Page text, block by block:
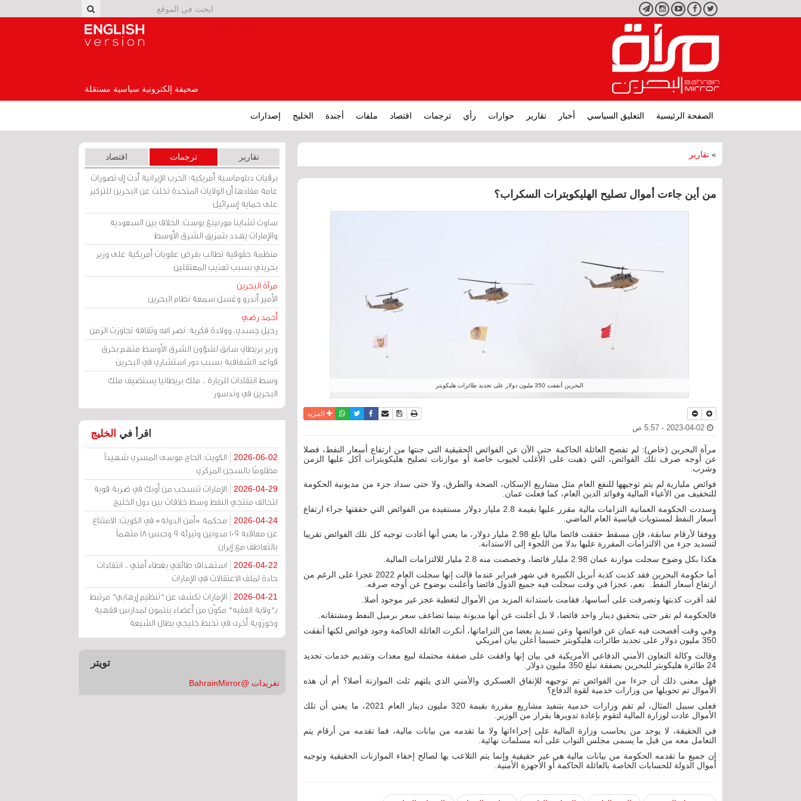
تويتر فيسبوكيوتيوبانستجرامتليجرام
صحيفة إلكترونية سياسية مستقلة
الصفحة الرئيسية التعليق السياسي أخبار تقارير حوارات رأي ترجمات اقتصاد ملفات أجندة الخليج إصدارات
» تقارير
من أين جاءت أموال تصليح الهليكوبترات السكراب؟
البحرين أنفقت 350 مليون دولار على تجديد طائرات هليكوبتر
نسخة للطباعة
حفظ الموضوع
أرسل الى صديق
فيسبوكتويترواتسابالمزيد
مرآة البحرين (خاص): لم تفصح العائلة الحاكمة حتى الآن عن الفوائض الحقيقية التي جنتها من ارتفاع أسعار النفط، فضلا
عن أوجه صرف تلك الفوائض، التي ذهبت على الأغلب لجيوب خاصة أو موازنات تصليح هليكوبترات أكل عليها الزمن
وشرب.
فوائض مليارية لم يتم توجيهها للنفع العام مثل مشاريع الإسكان، الصحة والطرق، ولا حتى سداد جزء من مديونية الحكومة
للتخفيف من الأعباء المالية وفوائد الدين العام، كما فعلت عمان.
وسددت الحكومة العمانية التزامات مالية مقرر عليها بقيمة 2.8 مليار دولار مستفيدة من الفوائض التي حققتها جراء ارتفاع
أسعار النفط لمستويات قياسية العام الماضي.
ووفقا لأرقام سابقة، فإن مسقط حققت فائضا ماليا بلغ 2.98 مليار دولار، ما يعني أنها أعادت توجيه كل تلك الفوائض تقريبا
لتسديد جزء من الالتزامات المقررة عليها بدلا من اللجوء إلى الاستدانة.
هكذا بكل وضوح سجلت موازنة عمان 2.98 مليار فائضا، وخصصت منه 2.8 مليار للالتزامات المالية.
أما حكومة البحرين فقد كذبت كذبة أبريل الكبيرة في شهر فبراير عندما قالت إنها سجلت العام 2022 عجزا على الرغم من
ارتفاع أسعار النفط. نعم، عجزا في وقت سجلت فيه جميع الدول فائضا وأعلنت بوضوح عن أوجه صرفه.
لقد أقرت كذبتها وتصرفت على أساسها، فقامت باستدانة المزيد من الأموال لتغطية عجز غير موجود أصلا.
فالحكومة لم تقر حتى بتحقيق دينار واحد فائضا، لا بل أعلنت عن أنها مديونة بينما تضاعف سعر برميل النفط ومشتقاته.
وفي وقت أفصحت فيه عمان عن فوائضها وعن تسديد بعضا من التزاماتها، أنكرت العائلة الحاكمة وجود فوائض لكنها أنفقت
350 مليون دولار على تجديد طائرات هليكوبتر حسبما أعلن بيان أمريكي
وقالت وكالة التعاون الأمني الدفاعي الأمريكية في بيان إنها وافقت على صفقة محتملة لبيع معدات وتقديم خدمات تجديد
24 طائرة هليكوبتر للبحرين بصفقة تبلغ 350 مليون دولار.
فهل معنى ذلك أن جزءا من الفوائض تم توجيهه للإنفاق العسكري والأمني الذي يلتهم ثلث الموازنة أصلا؟ أم أن هذه
الأموال تم تحويلها من وزارات خدمية لقوة الدفاع؟
فعلى سبيل المثال، لم تقم وزارات خدمية بتنفيذ مشاريع مقررة بقيمة 320 مليون دينار العام 2021، ما يعني أن تلك
الأموال عادت لوزارة المالية لتقوم بإعادة تدويرها بقرار من الوزير.
في الحقيقة، لا يوجد من يحاسب وزارة المالية على إجراءاتها ولا ما تقدمه من بيانات مالية، فما تقدمه من أرقام يتم
التعامل معه من قبل ما يسمى مجلس النواب على أنه مسلمات نهائية.
إن جميع ما تقدمه الحكومة من بيانات مالية هي غير حقيقية وإنما يتم التلاعب بها لصالح إخفاء الموازنات الحقيقية وتوجيه
أموال الدولة للحسابات الخاصة بالعائلة الحاكمة أو الأجهزة الأمنية.
تقارير ترجمات اقتصاد
برقيات دبلوماسية أمريكية: الحرب الإيرانية أدت إلى تصورات
عامة مفادها أن الولايات المتحدة تخلت عن البحرين للتركيز
على حماية إسرائيل
ساوث تشاينا مورنينغ بوست: الخلاف بين السعودية
والإمارات يهدد بتمزيق الشرق الأوسط
منظمة حقوقية تطالب بفرض عقوبات أمريكية على وزير
بحريني بسبب تعذيب المعتقلين
مرآة البحرين
الأمير أندرو وغسل سمعة نظام البحرين
أحمد رضي
رحيل جسدي، وولادة فكرية: نصر الله وثقافة تجاوزت الزمن
وزير بريطاني سابق لشؤون الشرق الأوسط متهم بخرق
قواعد الشفافية بسبب دور استشاري في البحرين
وسط انتقادات للزيارة .. ملك بريطانيا يستضيف ملك
البحرين في وندسور
اقرأ في الخليج
2026-06-02
الكويت: الحاج موسى المسري شهيداً
مظلومًا بالسجن المركزي
2026-04-29
الإمارات تنسحب من أوبك في ضربة قوية
لتحالف منتجي النفط وسط خلافات بين دول الخليج
2026-04-24
محكمة «أمن الدولة» في الكويت: الامتناع
عن معاقبة 109 مدونين وتبرئة 9 وحبس 18 متهماً
بالتعاطف مع إيران
2026-04-22
استهداف طائفي بغطاء أمني .. انتقادات
حادة لملف الاعتقالات في الإمارات
2026-04-21
الإمارات تكشف عن "تنظيم إرهابي" مرتبط
بـ"ولاية الفقيه" مكوّن من أعضاء ينتمون لمدارس فقهية
وحوزوية أخرى في تخبط خليجي يطال الشيعة
تويتر
تغريدات @BahrainMirror